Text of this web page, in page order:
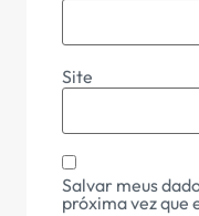
Site
Salvar meus
próxima vez que